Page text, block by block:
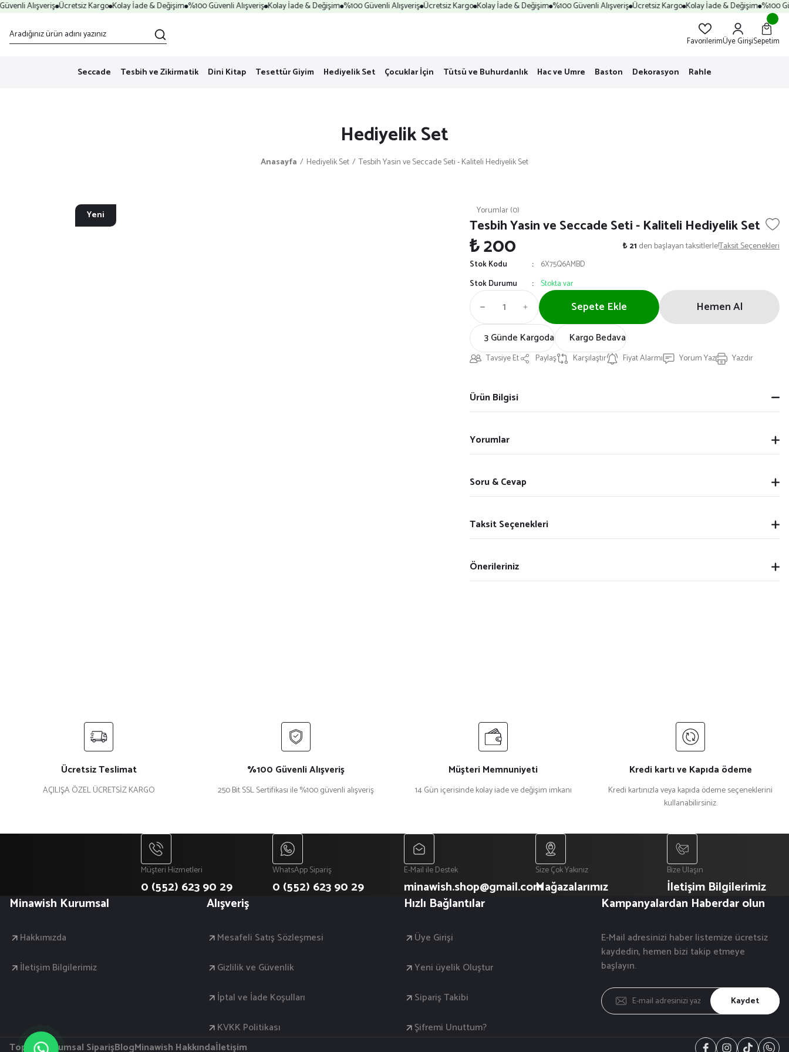
Alışveriş Ücretsiz Kargo Kolay İade & Değişim %100 Güvenli Alışveriş Kolay İade & Değişim %100 Güvenli Alışveriş Ücretsiz Kargo Kolay İade & Değişim %100 Güvenli Alışveriş Ücretsiz Kargo Kolay İade & Değişim %100
FavorilerimÜye GirişiSepetim
Seccade Tesbih ve Zikirmatik Dini Kitap Tesettür Giyim Hediyelik Set Çocuklar İçin Tütsü ve Buhurdanlık Hac ve Umre Baston Dekorasyon Rahle
Hediyelik Set
Anasayfa Hediyelik Set Tesbih Yasin ve Seccade Seti - Kaliteli Hediyelik Set
Yeni Yorumlar (0)
Tesbih Yasin ve Seccade Seti - Kaliteli Hediyelik Set
₺ 200 ₺ 21 den başlayan taksitlerle!Taksit Seçenekleri
Stok Kodu
6X75Q6AMBD
Stok Durumu
Stokta var
Sepete Ekle Hemen Al
3 Günde Kargoda Kargo Bedava
Tavsiye Et Paylaş Karşılaştır Fiyat Alarmı Yorum Yaz Yazdır
Ürün Bilgisi
Yorumlar
Soru & Cevap
Taksit Seçenekleri
Önerileriniz
Ücretsiz Teslimat
AÇILIŞA ÖZEL ÜCRETSİZ KARGO
%100 Güvenli Alışveriş
250 Bit SSL Sertifikası ile %100 güvenli alışveriş
Müşteri Memnuniyeti
14 Gün içerisinde kolay iade ve değişim imkanı
Kredi kartı ve Kapıda ödeme
Kredi kartınızla veya kapıda ödeme seçeneklerini
kullanabilirsiniz.
Müşteri Hizmetleri
0 (552) 623 90 29
WhatsApp Sipariş
0 (552) 623 90 29
E-Mail ile Destek
minawish.shop@gmail.com
Size Çok Yakınız
Mağazalarımız
Bize Ulaşın
İletişim Bilgilerimiz
Minawish Kurumsal
Hakkımızda
İletişim Bilgilerimiz
Alışveriş
Mesafeli Satış Sözleşmesi
Gizlilik ve Güvenlik
İptal ve İade Koşulları
KVKK Politikası
Hızlı Bağlantılar
Üye Girişi
Yeni üyelik Oluştur
Sipariş Takibi
Şifremi Unuttum?
Kampanyalardan Haberdar olun
E-Mail adresinizi haber listemize ücretsiz
kaydedin, hemen bizi takip etmeye
başlayın.
Kaydet
Toptan Kurumsal SiparişBlogMinawish Hakkındaİletişim